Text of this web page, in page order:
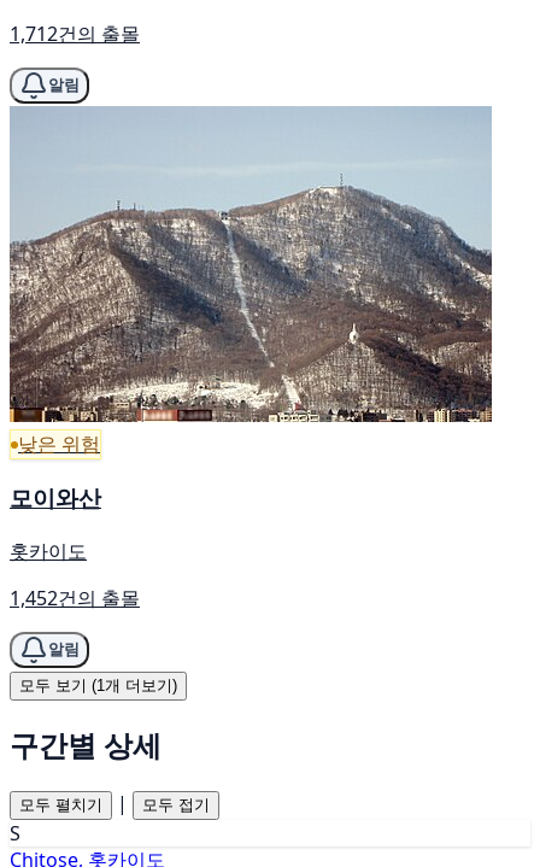
1,712건의 출몰
알림
낮은 위험
모이와산
홋카이도
1,452건의 출몰
알림
모두 보기 (1개 더보기)
구간별 상세
모두 펼치기 | 모두 접기
S
Chitose, 홋카이도